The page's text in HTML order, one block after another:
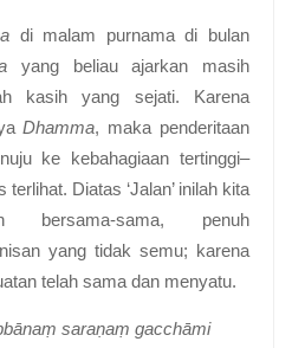
di malam purnama di bulan
yang beliau ajarkan masih
kasih yang sejati. Karena
Dhamma, maka penderitaan
ke kebahagiaan tertinggi–
Diatas ‘Jalan’ inilah kita
bersama-sama, penuh
yang tidak semu; karena
telah sama dan menyatu.
saraṇaṃ gacchāmi